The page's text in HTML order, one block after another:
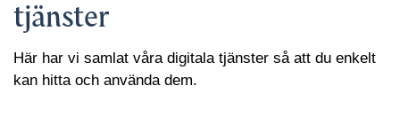
tjänster
Här har vi samlat våra digitala tjänster så att du enkelt
kan hitta och använda dem.